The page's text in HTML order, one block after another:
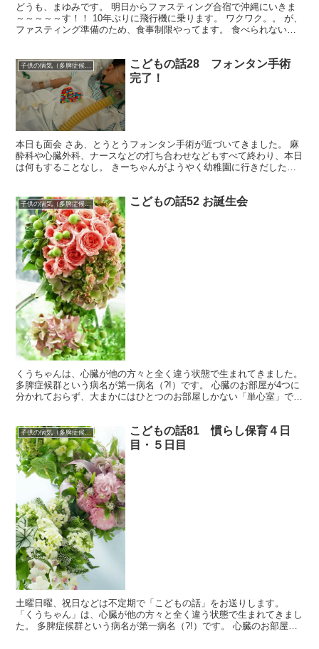
どうも、まゆみです。 明日からファスティング合宿で沖縄にいきま
～～～～～す！！ 10年ぶりに飛行機に乗ります。 ワクワク。。 が、
ファスティング準備のため、食事制限やってます。 食べられないこ
子供の病気（多脾症候群）
こどもの話28 フォンタン手術
完了！
本日も面会 さあ、とうとうフォンタン手術が近づいてきました。 麻
酔科や心臓外科、ナースなどの打ち合わせなどもすべて終わり、本日
は何もすることなし。 きーちゃんがようやく幼稚園に行きだしたこ
子供の病気（多脾症候群） こどもの話52 お誕生会
くうちゃんは、心臓が他の方々と全く違う状態で生まれてきました。
多脾症候群という病名が第一病名（?!）です。 心臓のお部屋が4つに
分かれておらず、大まかにはひとつのお部屋しかない「単心室」でも
子供の病気（多脾症候群）
こどもの話81 慣らし保育４日
目・５日目
土曜日曜、祝日などは不定期で「こどもの話」をお送りします。
「くうちゃん」は、心臓が他の方々と全く違う状態で生まれてきまし
た。 多脾症候群という病名が第一病名（?!）です。 心臓のお部屋が4